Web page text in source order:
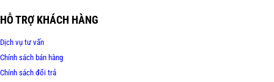
HỖ TRỢ KHÁCH HÀNG
Dịch vụ tư vấn
Chính sách bán hàng
Chính sách đổi trả